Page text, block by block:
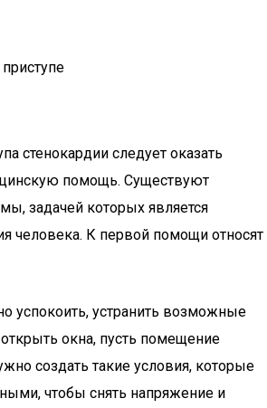
стенокардии следует оказать
помощь. Существуют
задачей которых является
человека. К первой помощи относят
успокоить, устранить возможные
окна, пусть помещение
создать такие условия, которые
чтобы снять напряжение и